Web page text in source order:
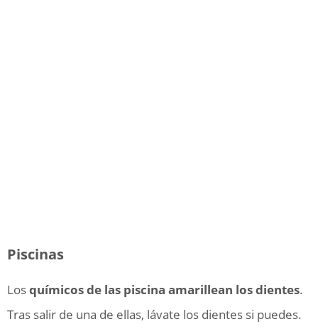
Piscinas
Losquímicos de las piscina amarillean los dientes.
Tras salir de una de ellas, lávate los dientes si puedes.